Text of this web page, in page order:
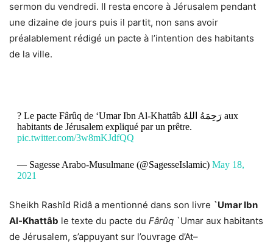
sermon du vendredi. Il resta encore à Jérusalem pendant
une dizaine de jours puis il partit, non sans avoir
préalablement rédigé un pacte à l’intention des habitants
de la ville.
? Le pacte Fârûq de ‘Umar Ibn Al-Khattâb رَحِمَهُ اللهُ aux
habitants de Jérusalem expliqué par un prêtre.
pic.twitter.com/3w8mKJdfQQ
— Sagesse Arabo-Musulmane (@SagesseIslamic) May 18,
2021
Sheikh Rashîd Ridâ a mentionné dans son livre `Umar Ibn
Al-Khattâb le texte du pacte du Fârûq `Umar aux habitants
de Jérusalem, s’appuyant sur l’ouvrage d’At–